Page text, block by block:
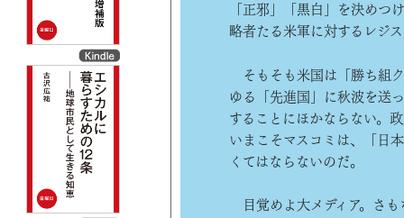
「正邪」「黒白」を決めつ
略者たる米軍に対するレジ
そもそも米国は「勝ち組
ゆる「先進国」に秋波を送
することにほかならない。
いまこそマスコミは、「日
くてはならないのだ。
目覚めよ大メディア。さも